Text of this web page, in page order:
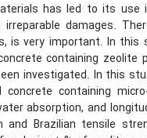
has led to its use
damages.
is very important. In
containing zeolite
investigated. In this
containing
absorption, and
and Brazilian tensile